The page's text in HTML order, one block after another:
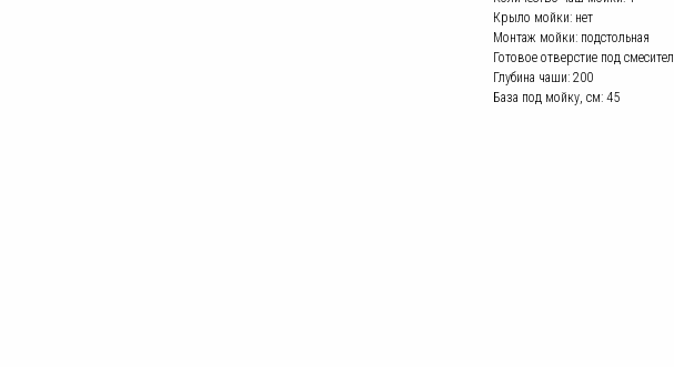
Крыло мойки: нет
Монтаж мойки: подстольная
Готовое отверстие под
Глубина чаши: 200
База под мойку, см: 45